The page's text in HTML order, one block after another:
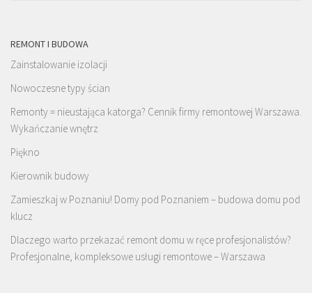
REMONT I BUDOWA
Zainstalowanie izolacji
Nowoczesne typy ścian
Remonty = nieustająca katorga? Cennik firmy remontowej Warszawa.
Wykańczanie wnętrz
Piękno
Kierownik budowy
Zamieszkaj w Poznaniu! Domy pod Poznaniem – budowa domu pod
klucz
Dlaczego warto przekazać remont domu w ręce profesjonalistów?
Profesjonalne, kompleksowe usługi remontowe – Warszawa